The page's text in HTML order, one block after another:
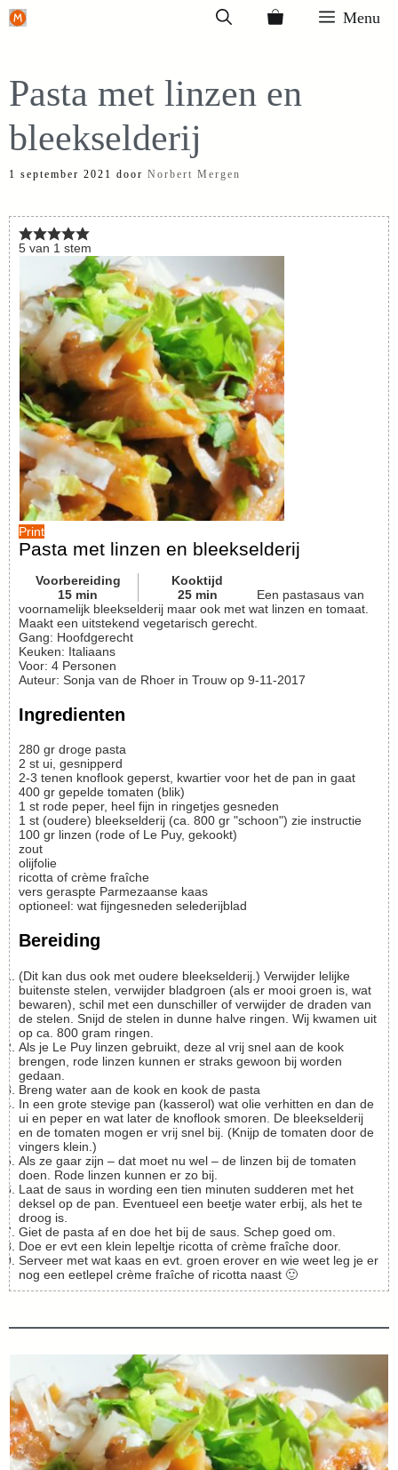
Ga
inhoud
Menu
Pasta met linzen en
bleekselderij
1 september 2021 door Norbert Mergen
5 van 1 stem
Print
Pasta met linzen en bleekselderij
Voorbereiding
15 min
Kooktijd
25 min
Een pastasaus van
voornamelijk bleekselderij maar ook met wat linzen en tomaat.
Maakt een uitstekend vegetarisch gerecht.
Gang: Hoofdgerecht
Keuken: Italiaans
Voor: 4 Personen
Auteur: Sonja van de Rhoer in Trouw op 9-11-2017
Ingredienten
280 gr droge pasta
2 st ui, gesnipperd
2-3 tenen knoflook geperst, kwartier voor het de pan in gaat
400 gr gepelde tomaten (blik)
1 st rode peper, heel fijn in ringetjes gesneden
1 st (oudere) bleekselderij (ca. 800 gr "schoon") zie instructie
100 gr linzen (rode of Le Puy, gekookt)
zout
olijfolie
ricotta of crème fraîche
vers geraspte Parmezaanse kaas
optioneel: wat fijngesneden selederijblad
Bereiding
(Dit kan dus ook met oudere bleekselderij.) Verwijder lelijke
buitenste stelen, verwijder bladgroen (als er mooi groen is, wat
bewaren), schil met een dunschiller of verwijder de draden van
de stelen. Snijd de stelen in dunne halve ringen. Wij kwamen uit
op ca. 800 gram ringen.
Als je Le Puy linzen gebruikt, deze al vrij snel aan de kook
brengen, rode linzen kunnen er straks gewoon bij worden
gedaan.
Breng water aan de kook en kook de pasta
In een grote stevige pan (kasserol) wat olie verhitten en dan de
ui en peper en wat later de knoflook smoren. De bleekselderij
en de tomaten mogen er vrij snel bij. (Knijp de tomaten door de
vingers klein.)
Als ze gaar zijn – dat moet nu wel – de linzen bij de tomaten
doen. Rode linzen kunnen er zo bij.
Laat de saus in wording een tien minuten sudderen met het
deksel op de pan. Eventueel een beetje water erbij, als het te
droog is.
Giet de pasta af en doe het bij de saus. Schep goed om.
Doe er evt een klein lepeltje ricotta of crème fraîche door.
Serveer met wat kaas en evt. groen erover en wie weet leg je er
nog een eetlepel crème fraîche of ricotta naast 🙂